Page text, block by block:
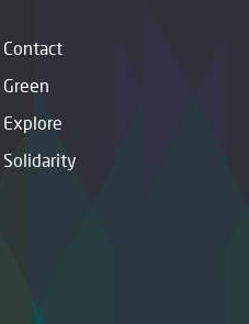
Contact
Green
Explore
Solidarity